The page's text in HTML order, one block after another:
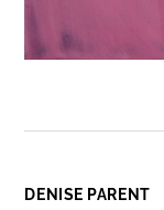
DENISE PARENT